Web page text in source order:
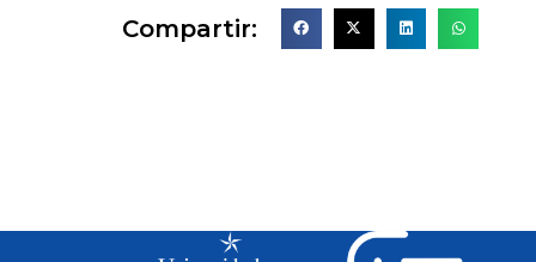
Compartir: